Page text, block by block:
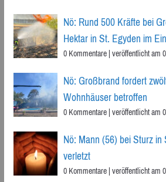
Nö: Rund 500 Kräfte bei
Hektar in St. Egyden im
0 Kommentare|veröffentlicht am
Nö: Großbrand fordert
Wohnhäuser betroffen
0 Kommentare|veröffentlicht am
Nö: Mann (56) bei Sturz
verletzt
0 Kommentare|veröffentlicht am